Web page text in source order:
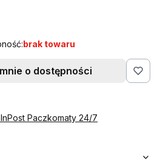
brak towaru
o dostępności
Paczkomaty 24/7